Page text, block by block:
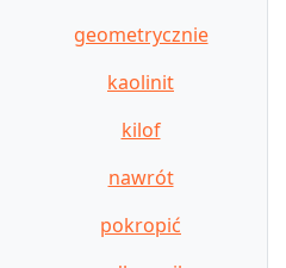
geometrycznie
kaolinit
kilof
nawrót
pokropić